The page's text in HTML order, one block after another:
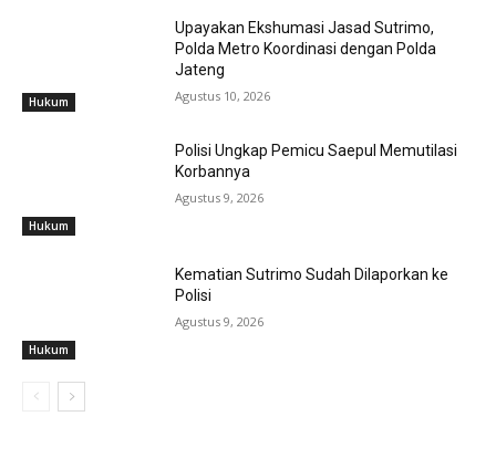
Hukum
Upayakan Ekshumasi Jasad Sutrimo,
Polda Metro Koordinasi dengan Polda
Jateng
Agustus 10, 2026
Hukum
Polisi Ungkap Pemicu Saepul Memutilasi
Korbannya
Agustus 9, 2026
Hukum
Kematian Sutrimo Sudah Dilaporkan ke
Polisi
Agustus 9, 2026